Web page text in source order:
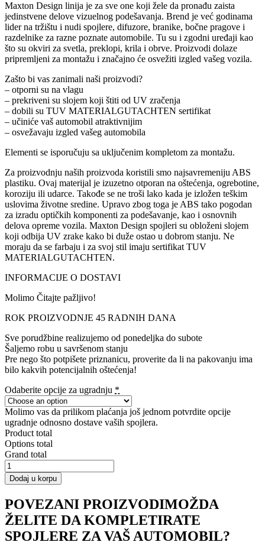
Maxton Design linija je za sve one koji žele da pronađu zaista
jedinstvene delove vizuelnog podešavanja. Brend je već godinama
lider na tržištu i nudi spojlere, difuzore, branike, bočne pragove i
razdelnike za razne poznate automobile. Tu su i zgodni uređaji kao
što su okviri za svetla, preklopi, krila i obrve. Proizvodi dolaze
pripremljeni za montažu i značajno će osvežiti izgled vašeg vozila.
Zašto bi vas zanimali naši proizvodi?
– otporni su na vlagu
– prekriveni su slojem koji štiti od UV zračenja
– dobili su TUV MATERIALGUTACHTEN sertifikat
– učiniće vaš automobil atraktivnijim
– osvežavaju izgled vašeg automobila
Elementi se isporučuju sa uključenim kompletom za montažu.
Za proizvodnju naših proizvoda koristili smo najsavremeniju ABS
plastiku. Ovaj materijal je izuzetno otporan na oštećenja, ogrebotine,
koroziju ili udarce. Takođe se ne troši lako kada je izložen teškim
uslovima životne sredine. Upravo zbog toga je ABS tako pogodan
za izradu optičkih komponenti za podešavanje, kao i osnovnih
delova opreme vozila. Maxton Design spojleri su obloženi slojem
koji odbija UV zrake kako bi duže ostao u dobrom stanju. Ne
moraju da se farbaju i za svoj stil imaju sertifikat TUV
MATERIALGUTACHTEN.
INFORMACIJE O DOSTAVI
Molimo Čitajte pažljivo!
ROK PROIZVODNJE 45 RADNIH DANA
Sve porudžbine realizujemo od ponedeljka do subote
Šaljemo robu u savršenom stanju
Pre nego što potpišete priznanicu, proverite da li na pakovanju ima
bilo kakvih potencijalnih oštećenja!
Odaberite opcije za ugradnju *
Molimo vas da prilikom plaćanja još jednom potvrdite opcije
ugradnje odnosno dostave vaših spojlera.
Product total
Options total
Grand total
Decorative
stripe
for
sticking
količina
Dodaj u korpu
POVEZANI PROIZVODIMOŽDA
ŽELITE DA KOMPLETIRATE
SPOJLERE ZA VAŠ AUTOMOBIL?